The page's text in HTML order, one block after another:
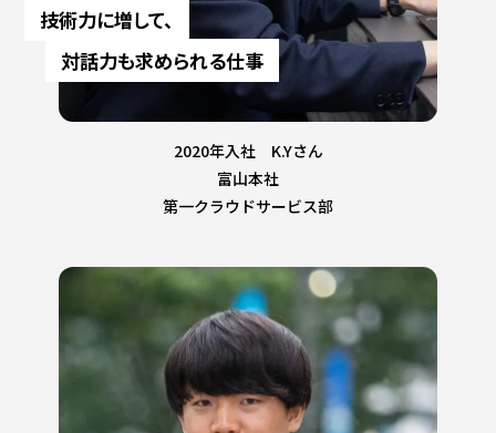
技術力に増して、
対話力も求められる仕事
2020年入社 K.Yさん
富山本社
第一クラウドサービス部